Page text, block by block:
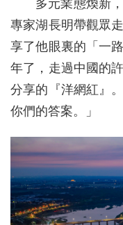
多元業態煥新
專家湖長明帶觀眾
享了他眼裏的「一
年了，走過中國的
分享的『洋網紅』
你們的答案。」